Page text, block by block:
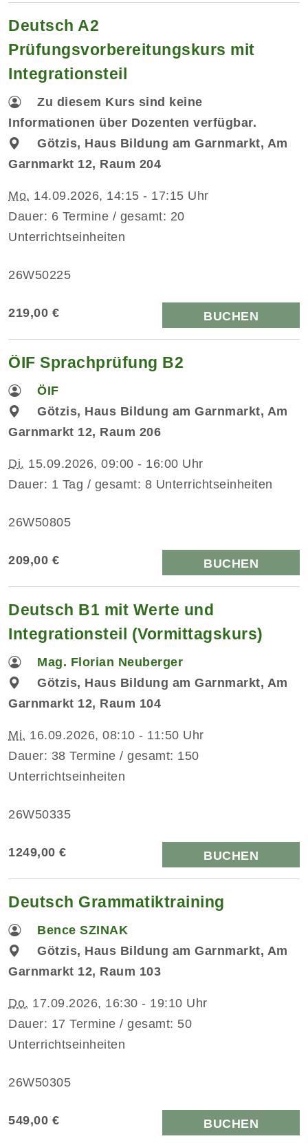
Deutsch A2
Prüfungsvorbereitungskurs mit
Integrationsteil
Zu diesem Kurs sind keine
Informationen über Dozenten verfügbar.
Götzis, Haus Bildung am Garnmarkt, Am
Garnmarkt 12, Raum 204
Mo. 14.09.2026, 14:15 - 17:15 Uhr
Dauer: 6 Termine / gesamt: 20
Unterrichtseinheiten
26W50225
219,00 € BUCHEN
ÖIF Sprachprüfung B2
ÖIF
Götzis, Haus Bildung am Garnmarkt, Am
Garnmarkt 12, Raum 206
Di. 15.09.2026, 09:00 - 16:00 Uhr
Dauer: 1 Tag / gesamt: 8 Unterrichtseinheiten
26W50805
209,00 € BUCHEN
Deutsch B1 mit Werte und
Integrationsteil (Vormittagskurs)
Mag. Florian Neuberger
Götzis, Haus Bildung am Garnmarkt, Am
Garnmarkt 12, Raum 104
Mi. 16.09.2026, 08:10 - 11:50 Uhr
Dauer: 38 Termine / gesamt: 150
Unterrichtseinheiten
26W50335
1249,00 € BUCHEN
Deutsch Grammatiktraining
Bence SZINAK
Götzis, Haus Bildung am Garnmarkt, Am
Garnmarkt 12, Raum 103
Do. 17.09.2026, 16:30 - 19:10 Uhr
Dauer: 17 Termine / gesamt: 50
Unterrichtseinheiten
26W50305
549,00 € BUCHEN